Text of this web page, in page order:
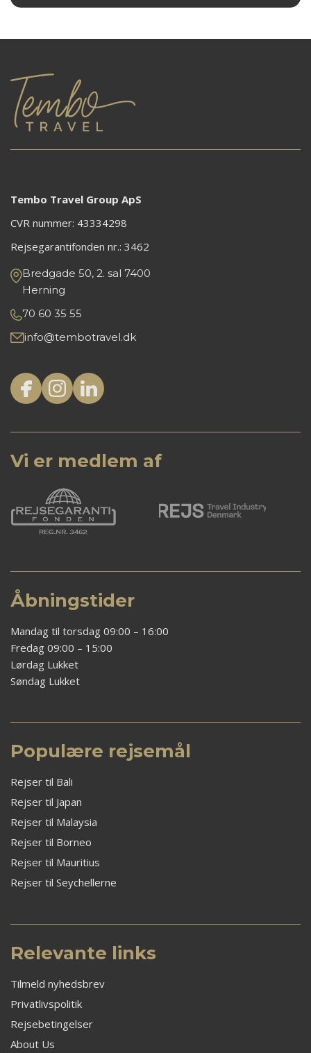
Tembo Travel Group ApS
CVR nummer: 43334298
Rejsegarantifonden nr.: 3462
Bredgade 50, 2. sal 7400
Herning
70 60 35 55
info@tembotravel.dk
Vi er medlem af
Åbningstider
Mandag til torsdag 09:00 – 16:00
Fredag 09:00 – 15:00
Lørdag Lukket
Søndag Lukket
Populære rejsemål
Rejser til Bali
Rejser til Japan
Rejser til Malaysia
Rejser til Borneo
Rejser til Mauritius
Rejser til Seychellerne
Relevante links
Tilmeld nyhedsbrev
Privatlivspolitik
Rejsebetingelser
About Us